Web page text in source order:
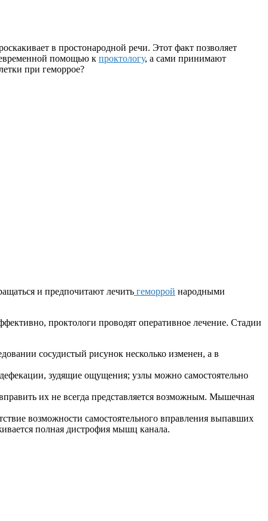
в простонародной речи. Этот факт позволяет
помощью к проктологу, а сами принимают
при геморрое?
и предпочитают лечить геморрой народными
проктологи проводят оперативное лечение. Стадии
сосудистый рисунок несколько изменен, а в
зудящие ощущения; узлы можно самостоятельно
их не всегда представляется возможным. Мышечная
возможности самостоятельного вправления выпавших
полная дистрофия мышц канала.